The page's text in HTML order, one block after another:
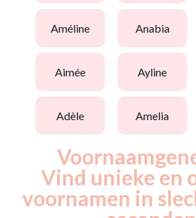
améline anabia
aimée ayline
adèle amelia
Vind unieke en
voornamen in